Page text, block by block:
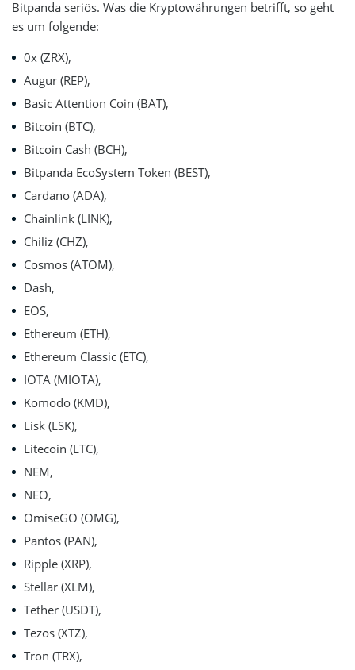
Bitpanda seriös. Was die Kryptowährungen betrifft, so geht
es um folgende:
0x (ZRX),
Augur (REP),
Basic Attention Coin (BAT),
Bitcoin (BTC),
Bitcoin Cash (BCH),
Bitpanda EcoSystem Token (BEST),
Cardano (ADA),
Chainlink (LINK),
Chiliz (CHZ),
Cosmos (ATOM),
Dash,
EOS,
Ethereum (ETH),
Ethereum Classic (ETC),
IOTA (MIOTA),
Komodo (KMD),
Lisk (LSK),
Litecoin (LTC),
NEM,
NEO,
OmiseGO (OMG),
Pantos (PAN),
Ripple (XRP),
Stellar (XLM),
Tether (USDT),
Tezos (XTZ),
Tron (TRX),